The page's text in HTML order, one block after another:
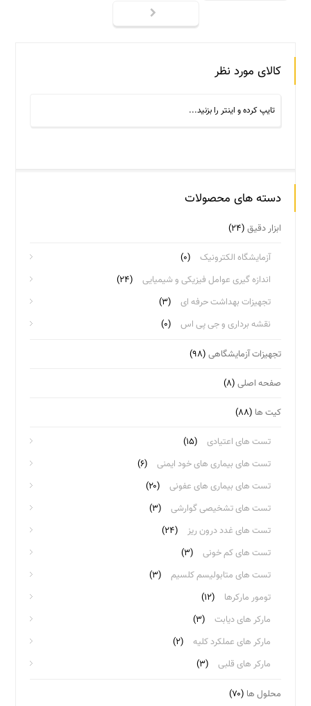
کالای مورد نظر
دسته های محصولات
ابزار دقیق (۲۴)
آزمایشگاه الکترونیک
(۰)
اندازه گیری عوامل فیزیکی و شیمیایی
(۲۴)
تجهیزات بهداشت حرفه ای
(۳)
نقشه برداری و جی پی اس
(۰)
تجهیزات آزمایشگاهی (۹۸)
صفحه اصلی (۸)
کیت ها (۸۸)
تست های اعتیادی
(۱۵)
تست های بیماری های خود ایمنی
(۶)
تست های بیماری های عفونی
(۲۰)
تست های تشخیصی گوارشی
(۳)
تست های غدد درون ریز
(۲۴)
تست های کم خونی
(۳)
تست های متابولیسم کلسیم
(۳)
تومور مارکرها
(۱۲)
مارکر های دیابت
(۳)
مارکر های عملکرد کلیه
(۲)
مارکر های قلبی
(۳)
محلول ها (۷۰)